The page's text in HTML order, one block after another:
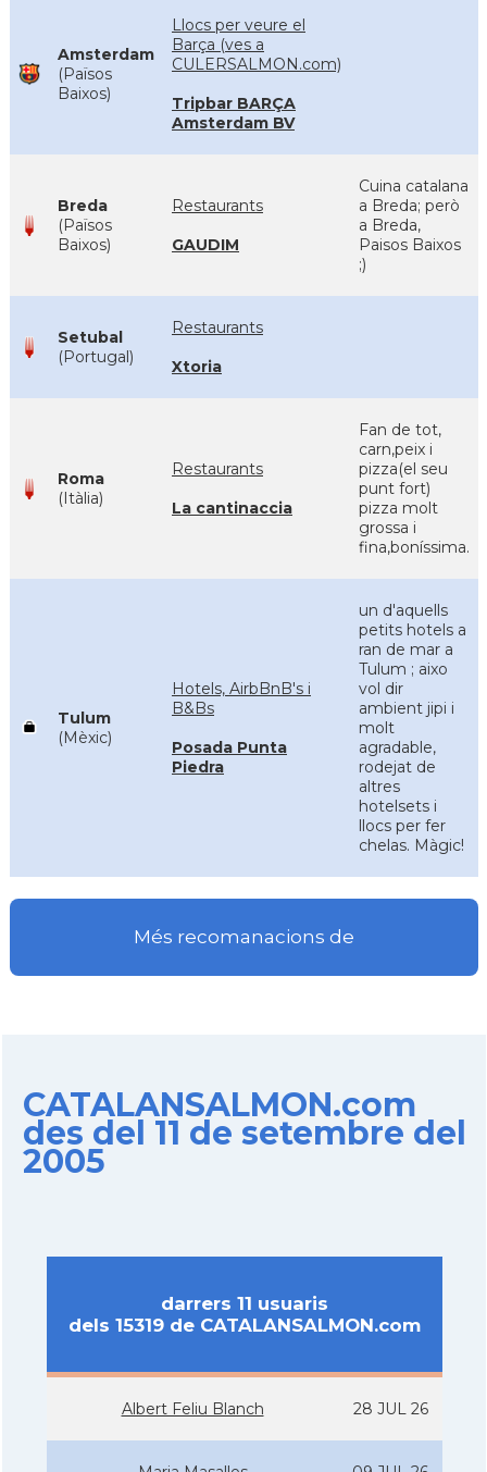
Amsterdam
(Països
Baixos)
Llocs per veure el
Barça (ves a
CULERSALMON.com)
Tripbar BARÇA
Amsterdam BV
Breda
(Països
Baixos)
Restaurants
GAUDIM
Cuina catalana
a Breda; però
a Breda,
Paisos Baixos
;)
Setubal
(Portugal)
Restaurants
Xtoria
Roma
(Itàlia)
Restaurants
La cantinaccia
Fan de tot,
carn,peix i
pizza(el seu
punt fort)
pizza molt
grossa i
fina,boníssima.
Tulum
(Mèxic)
Hotels, AirbBnB's i
B&Bs
Posada Punta
Piedra
un d'aquells
petits hotels a
ran de mar a
Tulum ; aixo
vol dir
ambient jipi i
molt
agradable,
rodejat de
altres
hotelsets i
llocs per fer
chelas. Màgic!
Més recomanacions de
CATALANSALMON.com
des del 11 de setembre del
2005
darrers 11 usuaris
dels 15319 de CATALANSALMON.com
Albert Feliu Blanch 28 JUL 26